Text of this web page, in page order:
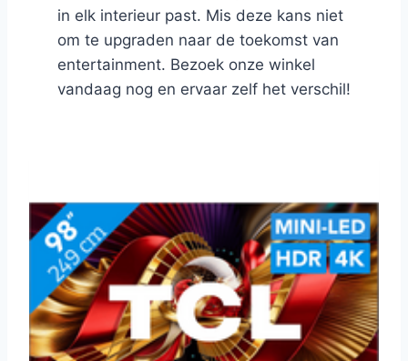
in elk interieur past. Mis deze kans niet
om te upgraden naar de toekomst van
entertainment. Bezoek onze winkel
vandaag nog en ervaar zelf het verschil!